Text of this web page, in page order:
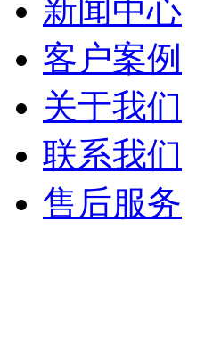
新闻中心
客户案例
关于我们
联系我们
售后服务